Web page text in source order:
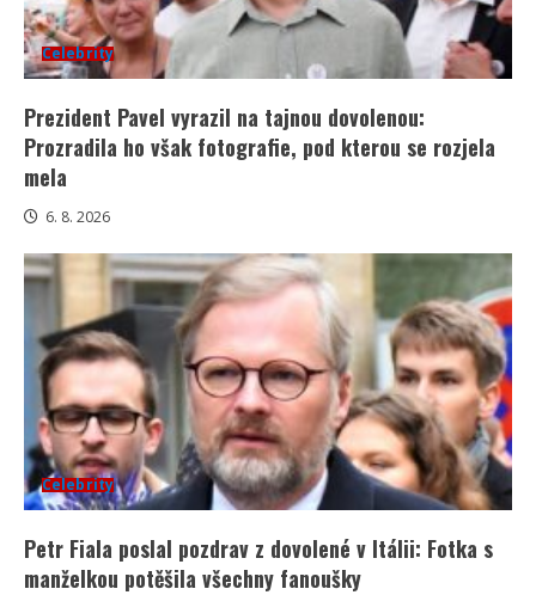
Celebrity
Prezident Pavel vyrazil na tajnou dovolenou:
Prozradila ho však fotografie, pod kterou se rozjela
mela
6. 8. 2026
Celebrity
Petr Fiala poslal pozdrav z dovolené v Itálii: Fotka s
manželkou potěšila všechny fanoušky